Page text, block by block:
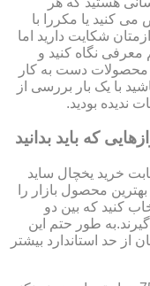
می کنید یا مکررا با
شکایت دارید اما
معرفی نگاه کنید و
محصولات دست به کار
با یک بار بررسی از
ندیده بودید.
که باید بدانید
خرید یخچال ساید
محصول بازار را
کنید که بین دو
می گیرند.به طور حتم این
از حد استاندارد بیشتر